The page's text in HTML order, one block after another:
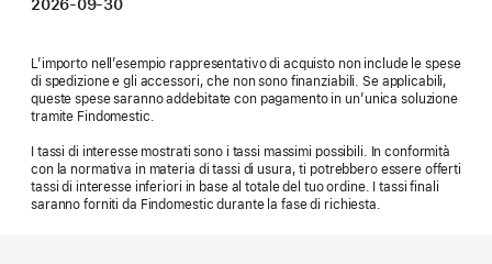
2026-09-30
L’importo nell’esempio rappresentativo di acquisto non include le spese
di spedizione e gli accessori, che non sono finanziabili. Se applicabili,
queste spese saranno addebitate con pagamento in un’unica soluzione
tramite Findomestic.
I tassi di interesse mostrati sono i tassi massimi possibili. In conformità
con la normativa in materia di tassi di usura, ti potrebbero essere offerti
tassi di interesse inferiori in base al totale del tuo ordine. I tassi finali
saranno forniti da Findomestic durante la fase di richiesta.